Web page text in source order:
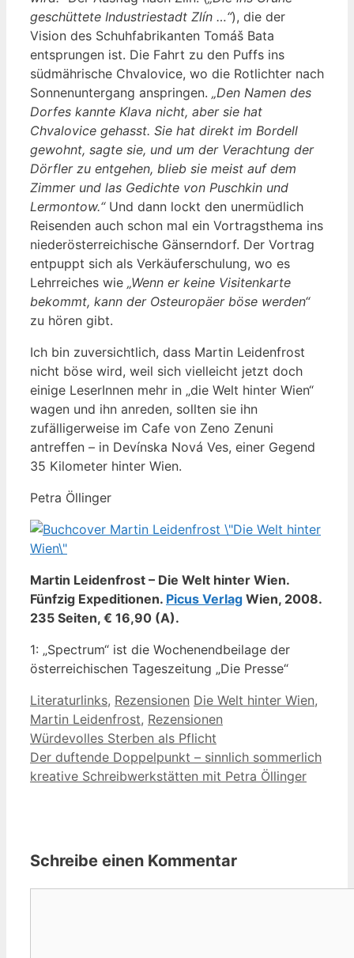
geschüttete Industriestadt Zlín …“), die der
Vision des Schuhfabrikanten Tomáš Bata
entsprungen ist. Die Fahrt zu den Puffs ins
südmährische Chvalovice, wo die Rotlichter nach
Sonnenuntergang anspringen. „Den Namen des
Dorfes kannte Klava nicht, aber sie hat
Chvalovice gehasst. Sie hat direkt im Bordell
gewohnt, sagte sie, und um der Verachtung der
Dörfler zu entgehen, blieb sie meist auf dem
Zimmer und las Gedichte von Puschkin und
Lermontow.“ Und dann lockt den unermüdlich
Reisenden auch schon mal ein Vortragsthema ins
niederösterreichische Gänserndorf. Der Vortrag
entpuppt sich als Verkäuferschulung, wo es
Lehrreiches wie „Wenn er keine Visitenkarte
bekommt, kann der Osteuropäer böse werden“
zu hören gibt.
Ich bin zuversichtlich, dass Martin Leidenfrost
nicht böse wird, weil sich vielleicht jetzt doch
einige LeserInnen mehr in „die Welt hinter Wien“
wagen und ihn anreden, sollten sie ihn
zufälligerweise im Cafe von Zeno Zenuni
antreffen – in Devínska Nová Ves, einer Gegend
35 Kilometer hinter Wien.
Petra Öllinger
Martin Leidenfrost – Die Welt hinter Wien.
Fünfzig Expeditionen. Picus Verlag Wien, 2008.
235 Seiten, € 16,90 (A).
1: „Spectrum“ ist die Wochenendbeilage der
österreichischen Tageszeitung „Die Presse“
Kategorien
Literaturlinks, Rezensionen Schlagwörter
Die Welt hinter Wien,
Martin Leidenfrost, Rezensionen
Würdevolles Sterben als Pflicht
Der duftende Doppelpunkt – sinnlich sommerlich
kreative Schreibwerkstätten mit Petra Öllinger
Schreibe einen Kommentar